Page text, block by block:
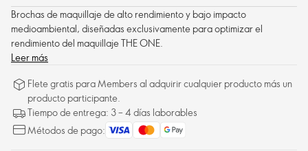
Brochas de maquillaje de alto rendimiento y bajo impacto
medioambiental, diseñadas exclusivamente para optimizar el
rendimiento del maquillaje THE ONE.
Leer más
Flete gratis para Members al adquirir cualquier producto más un
producto participante.
Tiempo de entrega: 3 – 4 días laborables
Métodos de pago: